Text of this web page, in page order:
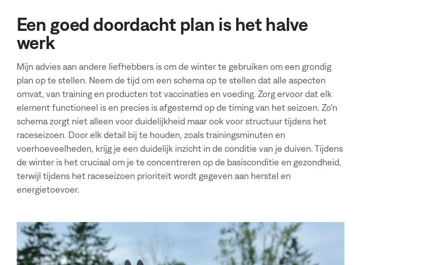
Een goed doordacht plan is het halve
werk
Mijn advies aan andere liefhebbers is om de winter te gebruiken om een grondig
plan op te stellen. Neem de tijd om een schema op te stellen dat alle aspecten
omvat, van training en producten tot vaccinaties en voeding. Zorg ervoor dat elk
element functioneel is en precies is afgestemd op de timing van het seizoen. Zo'n
schema zorgt niet alleen voor duidelijkheid maar ook voor structuur tijdens het
raceseizoen. Door elk detail bij te houden, zoals trainingsminuten en
voerhoeveelheden, krijg je een duidelijk inzicht in de conditie van je duiven. Tijdens
de winter is het cruciaal om je te concentreren op de basisconditie en gezondheid,
terwijl tijdens het raceseizoen prioriteit wordt gegeven aan herstel en
energietoevoer.